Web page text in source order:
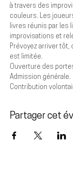
à travers des
couleurs. Les
livres réunis par les
improvisations et
Prévoyez arriver tôt,
est limitée.
Ouverture des
Admission générale.
Contribution
Partager cet